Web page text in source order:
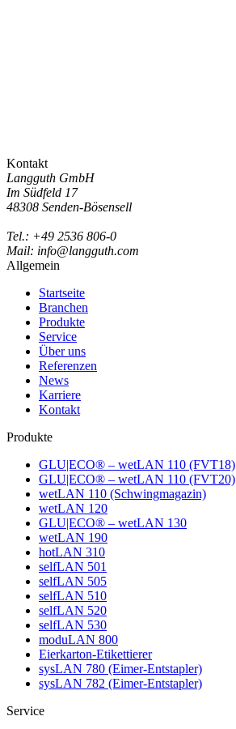
Kontakt
Langguth GmbH
Im Südfeld 17
48308 Senden-Bösensell
Tel.: +49 2536 806-0
Mail: info@langguth.com
Allgemein
Startseite
Branchen
Produkte
Service
Über uns
Referenzen
News
Karriere
Kontakt
Produkte
GLU|ECO® – wetLAN 110 (FVT18)
GLU|ECO® – wetLAN 110 (FVT20)
wetLAN 110 (Schwingmagazin)
wetLAN 120
GLU|ECO® – wetLAN 130
wetLAN 190
hotLAN 310
selfLAN 501
selfLAN 505
selfLAN 510
selfLAN 520
selfLAN 530
moduLAN 800
Eierkarton-Etikettierer
sysLAN 780 (Eimer-Entstapler)
sysLAN 782 (Eimer-Entstapler)
Service